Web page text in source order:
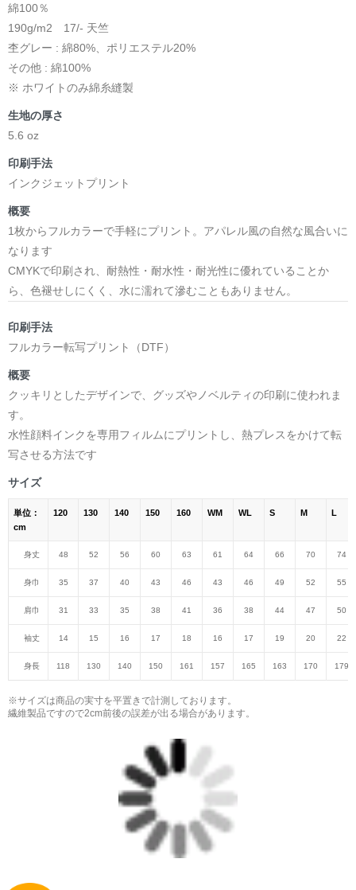
綿100％
190g/m2 17/- 天竺
杢グレー : 綿80%、ポリエステル20%
その他 : 綿100%
※ ホワイトのみ綿糸縫製
生地の厚さ
5.6 oz
印刷手法
インクジェットプリント
概要
1枚からフルカラーで手軽にプリント。アパレル風の自然な風合いに
なります
CMYKで印刷され、耐熱性・耐水性・耐光性に優れていることか
ら、色褪せしにくく、水に濡れて滲むこともありません。
印刷手法
フルカラー転写プリント（DTF）
概要
クッキリとしたデザインで、グッズやノベルティの印刷に使われま
す。
水性顔料インクを専用フィルムにプリントし、熱プレスをかけて転
写させる方法です
サイズ
単位：
cm
120 130 140 150 160 WM WL S M L
身丈 48 52 56 60 63 61 64 66 70 74
身巾 35 37 40 43 46 43 46 49 52 55
肩巾 31 33 35 38 41 36 38 44 47 50
袖丈 14 15 16 17 18 16 17 19 20 22
身長 118 130 140 150 161 157 165 163 170 179
※サイズは商品の実寸を平置きで計測しております。
繊維製品ですので2cm前後の誤差が出る場合があります。